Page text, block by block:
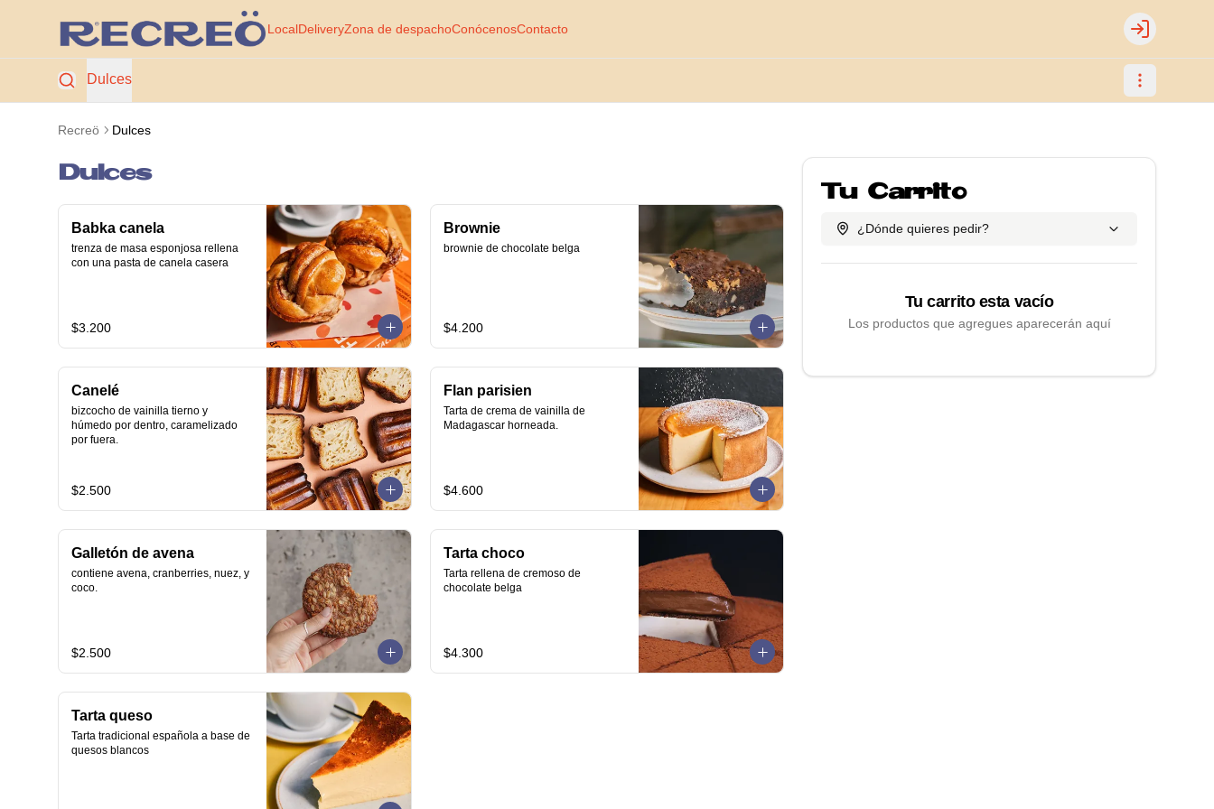
LocalDeliveryZona de despachoConócenosContacto
Login
Dulces
Recreö Dulces
Dulces
Babka canela
trenza de masa esponjosa rellena
con una pasta de canela casera
$3.200
Brownie
brownie de chocolate belga
$4.200
Canelé
bizcocho de vainilla tierno y
húmedo por dentro, caramelizado
por fuera.
$2.500
Flan parisien
Tarta de crema de vainilla de
Madagascar horneada.
$4.600
Galletón de avena
contiene avena, cranberries, nuez, y
coco.
$2.500
Tarta choco
Tarta rellena de cremoso de
chocolate belga
$4.300
Tarta queso
Tarta tradicional española a base de
quesos blancos
Tu Carrito
¿Dónde quieres pedir?
Tu carrito esta vacío
Los productos que agregues aparecerán aquí